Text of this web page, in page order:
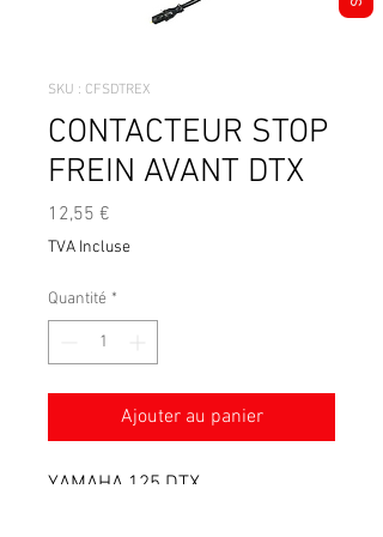
SKU : CFSDTREX
CONTACTEUR STOP
FREIN AVANT DTX
12,55 €
TVA Incluse
Quantité *
Ajouter au panier
YAMAHA 125 DTX